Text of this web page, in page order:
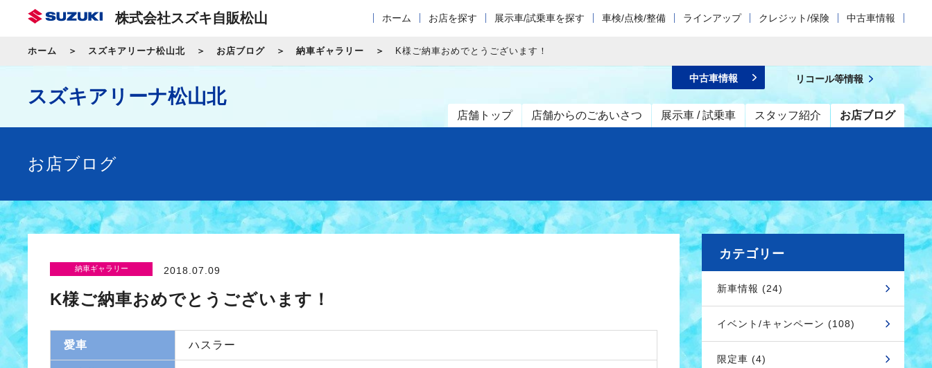
株式会社スズキ自販松山 ホーム お店を探す 展示車/試乗車を探す 車検/点検/整備 ラインアップ クレジット/保険 中古車情報
ホーム スズキアリーナ松山北 お店ブログ 納車ギャラリー K様ご納車おめでとうございます！
スズキアリーナ松山北
店舗トップ 店舗からのごあいさつ 展示車 / 試乗車 スタッフ紹介 お店ブログ
中古車情報 リコール等情報
お店ブログ
納車ギャラリー 2018.07.09
K様ご納車おめでとうございます！
愛車 ハスラー
カテゴリー
新車情報 (24)
イベント/キャンペーン (108)
限定車 (4)